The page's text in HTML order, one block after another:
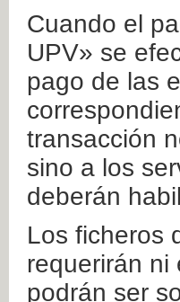
Cuando el
UPV» se
pago de las
transacción
sino a los
deberán
Los ficheros
requerirán ni
podrán ser